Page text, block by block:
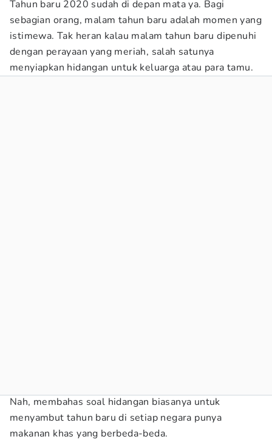
Tahun baru 2020 sudah di depan mata ya. Bagi
sebagian orang, malam tahun baru adalah momen yang
istimewa. Tak heran kalau malam tahun baru dipenuhi
dengan perayaan yang meriah, salah satunya
menyiapkan hidangan untuk keluarga atau para tamu.
Nah, membahas soal hidangan biasanya untuk
menyambut tahun baru di setiap negara punya
makanan khas yang berbeda-beda.